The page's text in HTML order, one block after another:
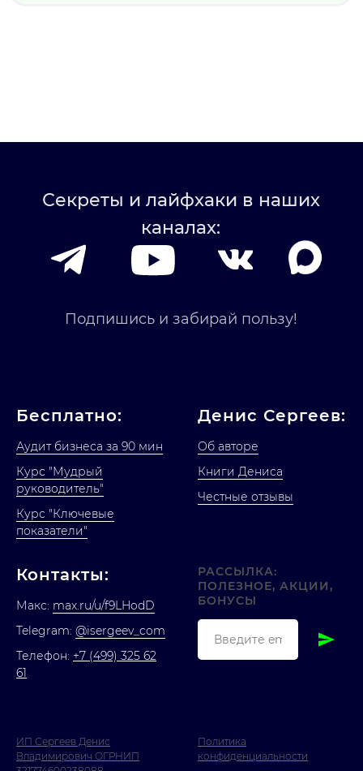
Бесплатно:
Аудит бизнеса за 90 мин
Курс "Мудрый
руководитель"
Курс "Ключевые
показатели"
Денис Сергеев:
Об авторе
Книги Дениса
Честные отзывы
Контакты:
Макс: max.ru/u/f9LHodD
Telegram: @isergeev_com
Телефон: +7 (499) 325 62
61
РАССЫЛКА:
ПОЛЕЗНОЕ, АКЦИИ,
БОНУСЫ
ИП Сергеев Денис
Владимирович ОГРНИП
Политика
конфиденциальности